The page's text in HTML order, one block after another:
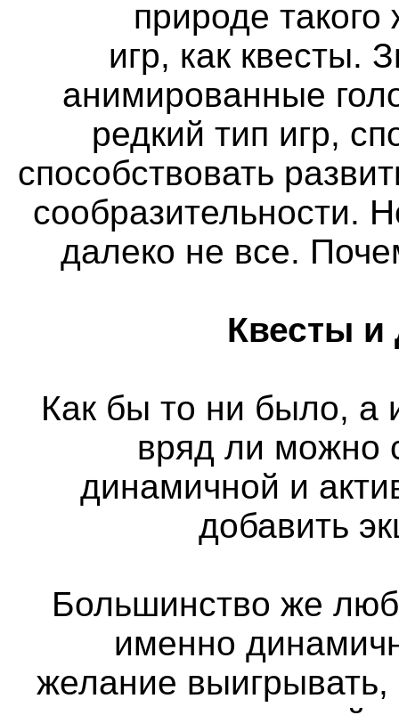
природе
игр, как квесты.
анимированные
редкий тип игр,
способствовать
сообразительности.
далеко не все.
Квесты и
Как бы то ни было, а
вряд ли можно
динамичной и
добавить
Большинство же
именно
желание